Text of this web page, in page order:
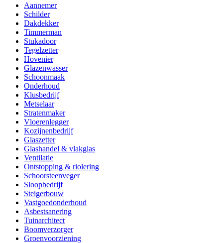
Aannemer
Schilder
Dakdekker
Timmerman
Stukadoor
Tegelzetter
Hovenier
Glazenwasser
Schoonmaak
Onderhoud
Klusbedrijf
Metselaar
Stratenmaker
Vloerenlegger
Kozijnenbedrijf
Glaszetter
Glashandel & vlakglas
Ventilatie
Ontstopping & riolering
Schoorsteenveger
Sloopbedrijf
Steigerbouw
Vastgoedonderhoud
Asbestsanering
Tuinarchitect
Boomverzorger
Groenvoorziening